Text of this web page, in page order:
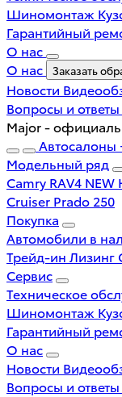
Шиномонтаж
Гарантийный
О нас
О нас
Заказать
Новости
Вопросы и ответы
Major -
Автосалоны
Модельный ряд
Camry RAV4 NEW
Cruiser Prado 250
Покупка
Автомобили в
Трейд-ин Лизинг
Сервис
Техническое
Шиномонтаж
Гарантийный
О нас
Новости
Вопросы и ответы